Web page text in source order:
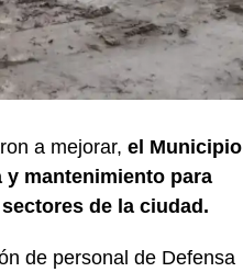
a mejorar, el Municipio
y mantenimiento para
de la ciudad.
de personal de Defensa